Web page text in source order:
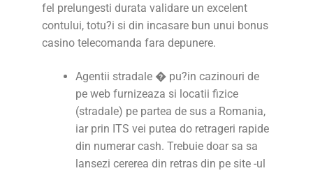
fel prelungesti durata validare un excelent
contului, totu?i si din incasare bun unui bonus
casino telecomanda fara depunere.
Agentii stradale � pu?in cazinouri de
pe web furnizeaza si locatii fizice
(stradale) pe partea de sus a Romania,
iar prin ITS vei putea do retrageri rapide
din numerar cash. Trebuie doar sa sa
lansezi cererea din retras din pe site -ul